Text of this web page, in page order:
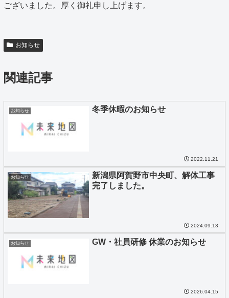
ございました。厚く御礼申し上げます。
お知らせ
関連記事
お知らせ 冬季休暇のお知らせ
2022.11.21
お知らせ
新潟県阿賀野市中央町、解体工事
完了しました。
2024.09.13
お知らせ GW・社員研修 休業のお知らせ
2026.04.15